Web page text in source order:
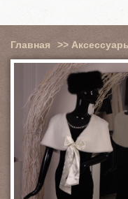
Главная >>